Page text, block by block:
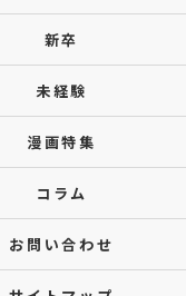
新卒
未経験
漫画特集
コラム
お問い合わせ